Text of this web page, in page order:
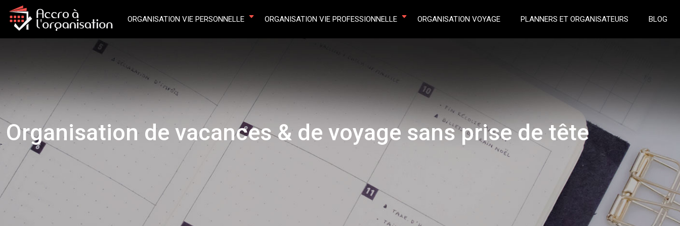
ORGANISATION VIE PERSONNELLE ORGANISATION VIE PROFESSIONNELLE ORGANISATION VOYAGE PLANNERS ET ORGANISATEURS BLOG
Organisation de vacances & de voyage sans prise de tête